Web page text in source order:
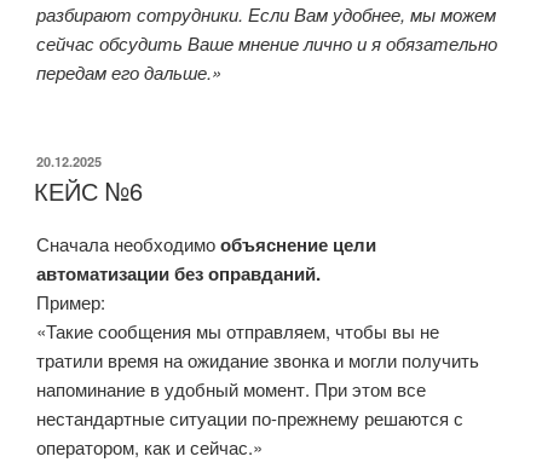
разбирают сотрудники. Если Вам удобнее, мы можем
сейчас обсудить Ваше мнение лично и я обязательно
передам его дальше.»
ОПУБЛИКОВАНО
20.12.2025
КЕЙС №6
Сначала необходимообъяснение цели
автоматизации без оправданий.
Пример:
«Такие сообщения мы отправляем, чтобы вы не
тратили время на ожидание звонка и могли получить
напоминание в удобный момент. При этом все
нестандартные ситуации по-прежнему решаются с
оператором, как и сейчас.»